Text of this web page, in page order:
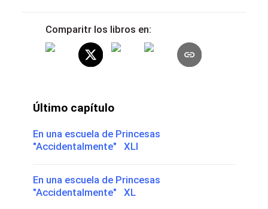
Comparitr los libros en:
Último capítulo
En una escuela de Princesas
"Accidentalmente" XLI
En una escuela de Princesas
"Accidentalmente" XL